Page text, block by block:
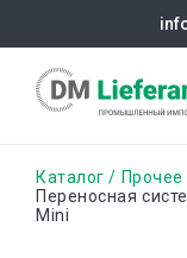
основному
Строка
Каталог
Переносная
Mini